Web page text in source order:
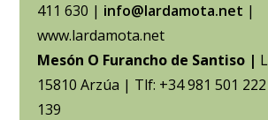
411 630 | info@lardamota.net |
www.lardamota.net
Mesón O Furancho de Santiso |
15810 Arzúa | Tlf: +34 981 501
139